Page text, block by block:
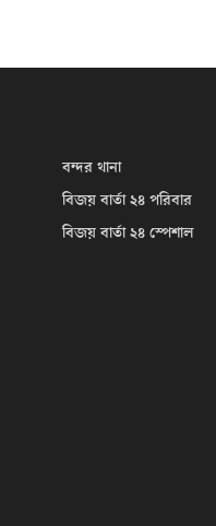
বন্দর থানা
বিজয় বার্তা ২৪ পরিবার
বিজয় বার্তা ২৪ স্পেশাল